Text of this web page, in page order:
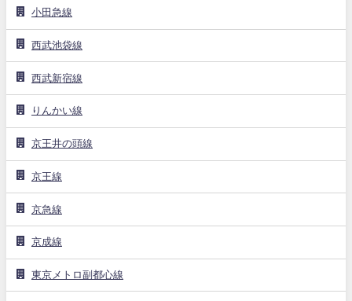
小田急線
西武池袋線
西武新宿線
りんかい線
京王井の頭線
京王線
京急線
京成線
東京メトロ副都心線